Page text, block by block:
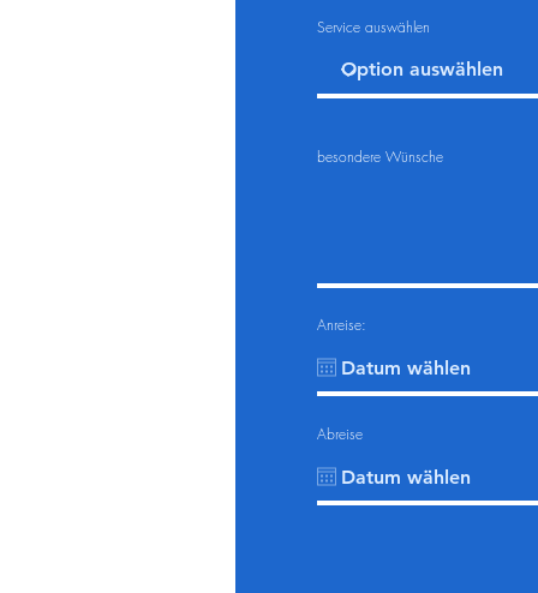
Service auswählen
besondere Wünsche
Anreise:
Abreise